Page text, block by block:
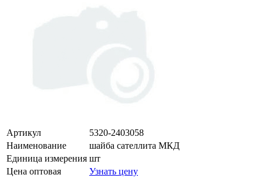
Артикул
5320-2403058
Наименование
шайба сателлита МКД
Единица измерения шт
Цена оптовая
Узнать цену